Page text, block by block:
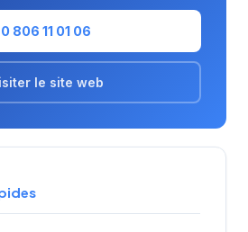
0 806 11 01 06
le site web